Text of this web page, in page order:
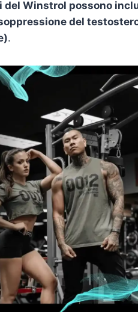
Winstrol possono
del
.